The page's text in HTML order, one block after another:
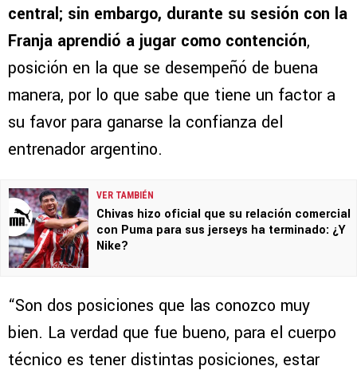
central; sin embargo, durante su sesión con la
Franja aprendió a jugar como contención,
posición en la que se desempeñó de buena
manera, por lo que sabe que tiene un factor a
su favor para ganarse la confianza del
entrenador argentino.
VER TAMBIÉN
Chivas hizo oficial que su relación comercial
con Puma para sus jerseys ha terminado: ¿Y
Nike?
“Son dos posiciones que las conozco muy
bien. La verdad que fue bueno, para el cuerpo
técnico es tener distintas posiciones, estar